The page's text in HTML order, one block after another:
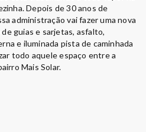
Depois de 30 anos de
administração vai fazer uma nova
guias e sarjetas, asfalto,
e iluminada pista de caminhada
todo aquele espaço entre a
Mais Solar.